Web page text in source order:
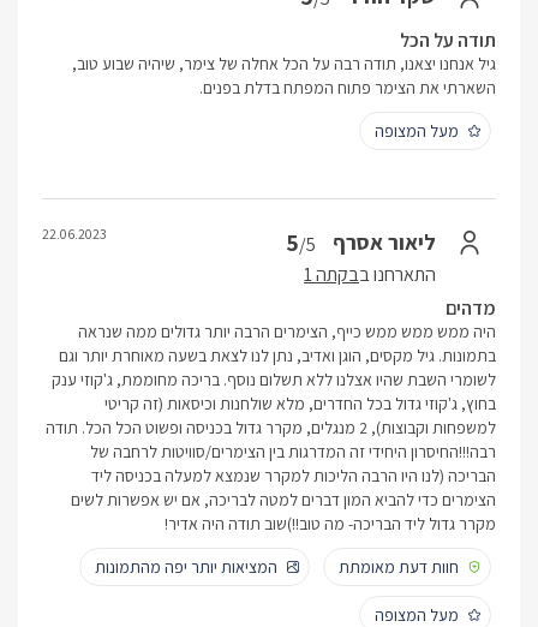
תודה על הכל
גיל אנחנו יצאנו, תודה רבה על הכל אחלה של צימר, שיהיה שבוע טוב,
השארתי את הצימר פתוח המפתח בדלת בפנים.
מעל המצופה
ליאור אסרף 5/5
התארחנו בבקתה 1
22.06.2023
מדהים
היה ממש ממש ממש כייף, הצימרים הרבה יותר גדולים ממה שנראה
בתמונות. גיל מקסים, הוגן ואדיב, נתן לנו לצאת בשעה מאוחרת יותר וגם
לשומרי השבת שהיו אצלנו ללא תשלום נוסף. בריכה מחוממת, ג'קוזי ענק
בחוץ, ג'קוזי גדול בכל החדרים, מלא שולחנות וכיסאות (זה קריטי
למשפחות וקבוצות), 2 מנגלים, מקרר גדול בכניסה ופשוט הכל הכל. תודה
רבה!!!החיסרון היחידי זה המדרגות בין הצימרים/סוויטות לרחבה של
הבריכה (לנו היו הרבה הליכות למקרר שנמצא למעלה בכניסה ליד
הצימרים כדי להביא המון דברים למטה לבריכה, אם יש אפשרות לשים
מקרר גדול ליד הבריכה- מה טוב!!)שוב תודה היה אדיר!
חוות דעת מאומתת
המציאות יותר יפה מהתמונות
מעל המצופה